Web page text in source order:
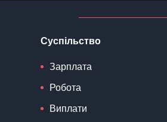
Суспільство
Зарплата
Робота
Виплати